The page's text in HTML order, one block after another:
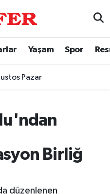
Yaşam Spor
Pazar
Birliğ
düzenlenen
ve Fikstür